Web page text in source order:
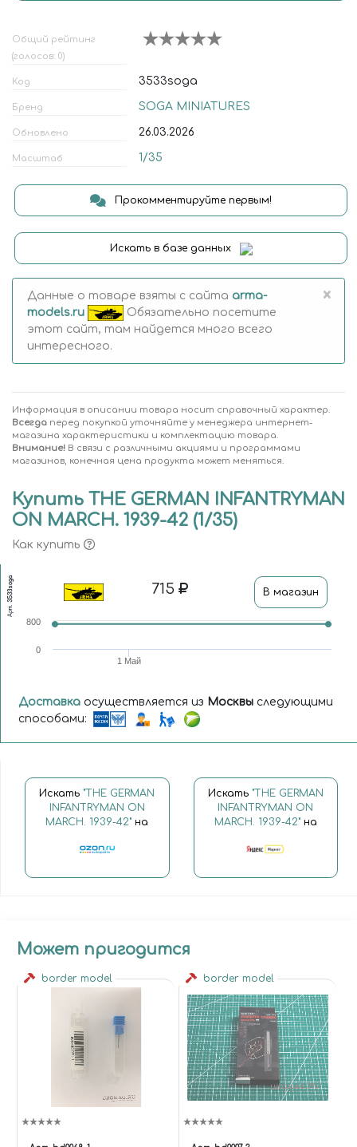
Общий рейтинг
(голосов: 0)
Код 3533soga
Бренд SOGA MINIATURES
Обновлено 26.03.2026
Масштаб 1/35
Прокомментируйте первым!
Искать в базе данных
Данные о товаре взяты с сайта arma-
models.ru
Обязательно посетите
этот сайт, там найдется много всего
интересного.
×
Информация в описании товара носит справочный характер.
Всегда перед покупкой уточняйте у менеджера интернет-
магазина характеристики и комплектацию товара.
Внимание! В связи с различными акциями и программами
магазинов, конечная цена продукта может меняться.
Купить THE GERMAN INFANTRYMAN
ON MARCH. 1939-42 (1/35)
Как купить
Арт.
3533soga 715 В магазин
1 Май
0
800
Доставка осуществляется из Москвы следующими
способами:
Искать "THE GERMAN
INFANTRYMAN ON
MARCH. 1939-42" на
Искать "THE GERMAN
INFANTRYMAN ON
MARCH. 1939-42"на
Может пригодится
border model border model